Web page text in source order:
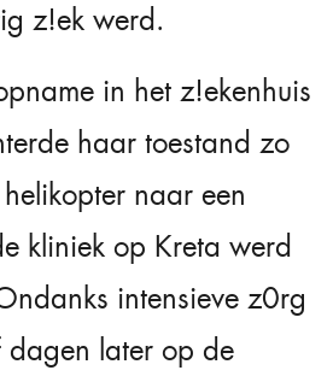
z!ek werd.
in het z!ekenhuis
haar toestand zo
naar een
kliniek op Kreta werd
intensieve z0rg
dagen later op de